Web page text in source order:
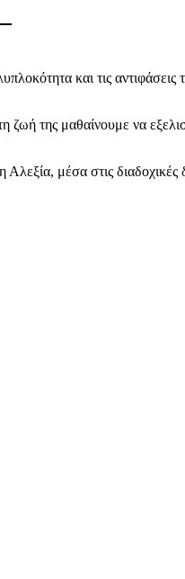
και τις
της μαθαίνουμε να
μέσα στις διαδοχικές